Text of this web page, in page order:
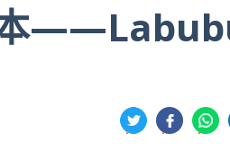
本
分
享
享
享